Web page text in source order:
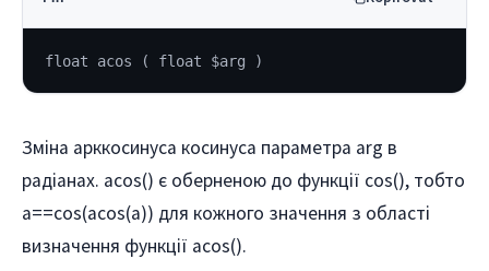
float acos ( float $arg )
Зміна арккосинуса косинуса параметра arg в
радіанах. acos() є оберненою до функції cos(), тобто
a==cos(acos(a)) для кожного значення з області
визначення функції acos().